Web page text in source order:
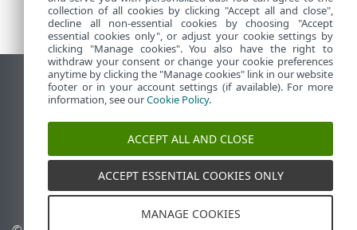
Visualizza sito desktop
End of Life
ESET Knowledge Base
ESET Status Portal
Supporto regionale
collection of all cookies by clicking "Accept all and close",
decline all non-essential cookies by choosing "Accept
essential cookies only", or adjust your cookie settings by
clicking "Manage cookies". You also have the right to
withdraw your consent or change your cookie preferences
anytime by clicking the "Manage cookies" link in our website
footer or in your account settings (if available). For more
information, see ourCookie Policy.
ACCEPT ALL AND CLOSE
ACCEPT ESSENTIAL COOKIES ONLY
MANAGE COOKIES